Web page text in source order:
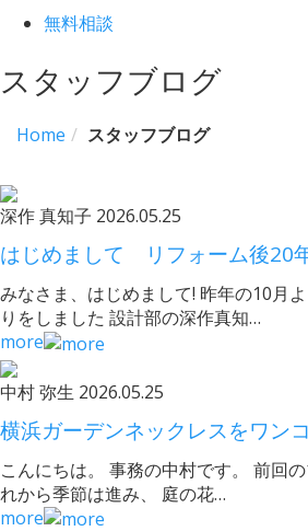
無料相談
スタッフブログ
Home スタッフブログ
深作 真知子 2026.05.25
はじめまして リフォーム後20
みなさま、はじめまして! 昨年の10月
りをしました 設計部の深作真知…
more
中村 弥生 2026.05.25
横浜ガーデンネックレスをワン
こんにちは。 事務の中村です。 前回
れから季節は進み、 庭の花…
more